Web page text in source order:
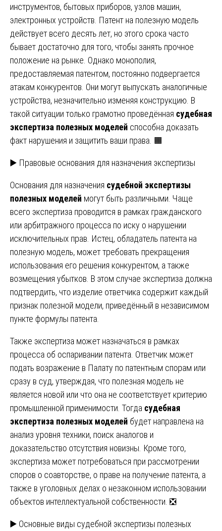
инструментов, бытовых приборов, узлов машин,
электронных устройств. Патент на полезную модель
действует всего десять лет, но этого срока часто
бывает достаточно для того, чтобы занять прочное
положение на рынке. Однако монополия,
предоставляемая патентом, постоянно подвергается
атакам конкурентов. Они могут выпускать аналогичные
устройства, незначительно изменяя конструкцию. В
такой ситуации только грамотно проведённая судебная
экспертиза полезных моделей способна доказать
факт нарушения и защитить ваши права. 🟧
▶️ Правовые основания для назначения экспертизы
Основания для назначения судебной экспертизы
полезных моделей могут быть различными. Чаще
всего экспертиза проводится в рамках гражданского
или арбитражного процесса по иску о нарушении
исключительных прав. Истец, обладатель патента на
полезную модель, может требовать прекращения
использования его решения конкурентом, а также
возмещения убытков. В этом случае экспертиза должна
подтвердить, что изделие ответчика содержит каждый
признак полезной модели, приведённый в независимом
пункте формулы патента.
Также экспертиза может назначаться в рамках
процесса об оспаривании патента. Ответчик может
подать возражение в Палату по патентным спорам или
сразу в суд, утверждая, что полезная модель не
является новой или что она не соответствует критерию
промышленной применимости. Тогда судебная
экспертиза полезных моделей будет направлена на
анализ уровня техники, поиск аналогов и
доказательство отсутствия новизны. Кроме того,
экспертиза может потребоваться при рассмотрении
споров о соавторстве, о праве на получение патента, а
также в уголовных делах о незаконном использовании
объектов интеллектуальной собственности. ❎
▶️ Основные виды судебной экспертизы полезных